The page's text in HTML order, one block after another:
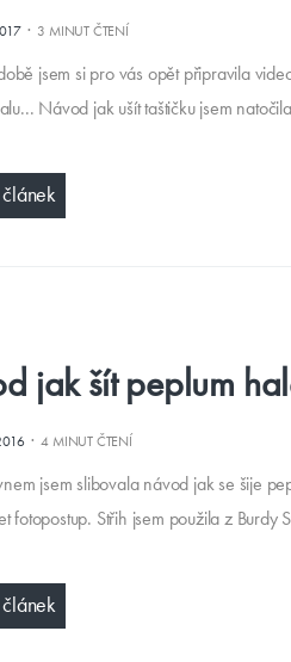
· 3 MINUT ČTENÍ
jsem si pro vás opět připravila
Návod jak ušít taštičku jsem
jak šít peplum
·4 MINUT ČTENÍ
jsem slibovala návod jak se šije
fotopostup. Střih jsem použila z